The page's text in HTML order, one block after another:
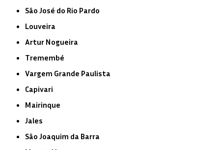
São José do Rio Pardo
Louveira
Artur Nogueira
Tremembé
Vargem Grande Paulista
Capivari
Mairinque
Jales
São Joaquim da Barra